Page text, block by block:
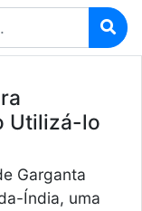
Utilizá-lo
Garganta
Índia, uma